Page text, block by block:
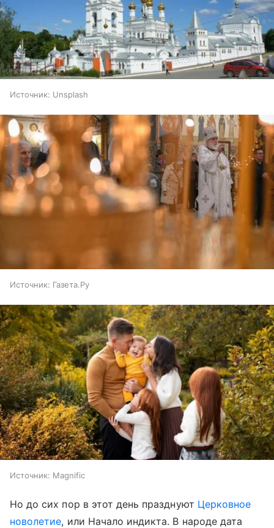
Источник: Unsplash
Источник: Газета.Ру
Источник: Magnific
Но до сих пор в этот день празднуют Церковное
новолетие, или Начало индикта. В народе дата